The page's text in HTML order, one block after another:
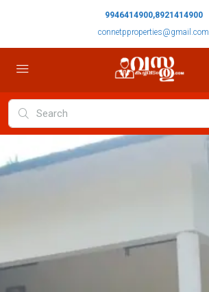
9946414900,8921414900
connetpproperties@gmail.com